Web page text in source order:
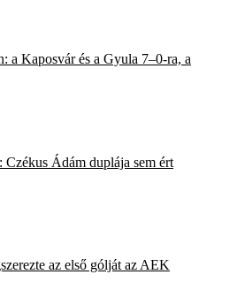
a Kaposvár és a Gyula 7–0-ra, a
Ádám duplája sem ért
az első gólját az AEK